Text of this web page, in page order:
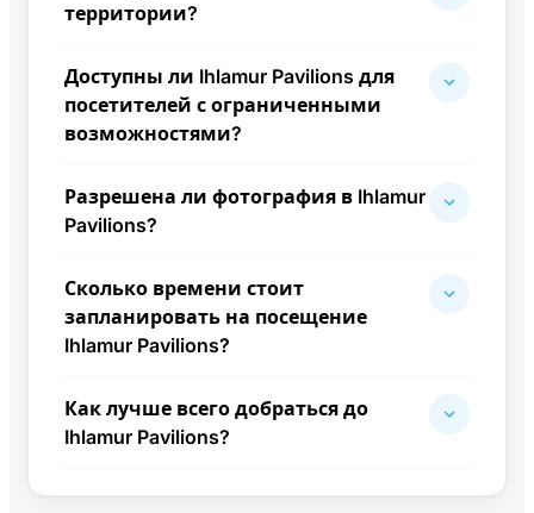
территории?
Доступны ли Ihlamur Pavilions для
посетителей с ограниченными
возможностями?
Разрешена ли фотография в Ihlamur
Pavilions?
Сколько времени стоит
запланировать на посещение
Ihlamur Pavilions?
Как лучше всего добраться до
Ihlamur Pavilions?